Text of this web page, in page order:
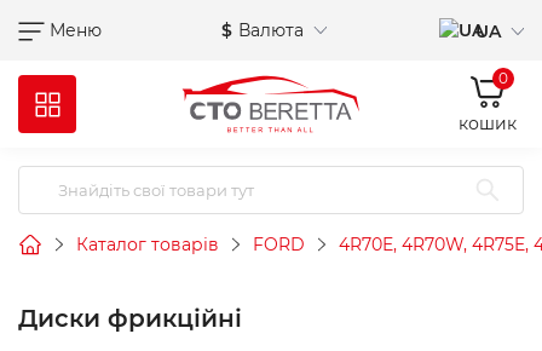
Меню $ Валюта UA
0
кошик
Каталог товарів FORD 4R70E, 4R70W, 4R75E,
Диски фрикційні